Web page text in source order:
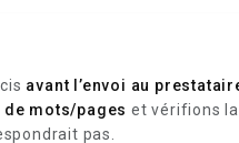
avant l’envoi au
de mots/pages et vérifions la
pas.